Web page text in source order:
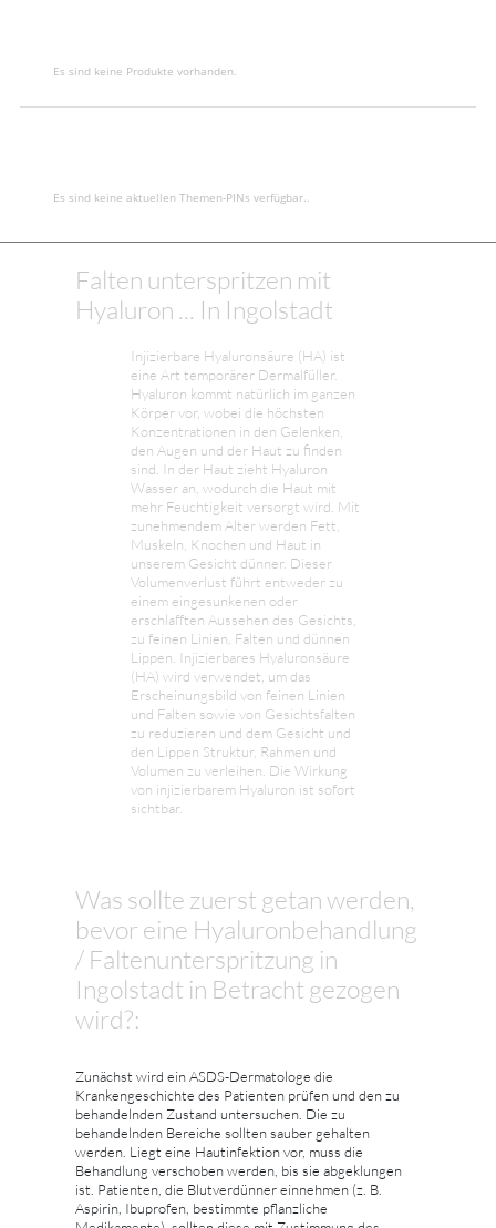
Es sind keine Produkte vorhanden.
Es sind keine aktuellen Themen-PINs verfügbar..
Falten unterspritzen mit
Hyaluron ... In Ingolstadt
Injizierbare Hyaluronsäure (HA) ist
eine Art temporärer Dermalfüller.
Hyaluron kommt natürlich im ganzen
Körper vor, wobei die höchsten
Konzentrationen in den Gelenken,
den Augen und der Haut zu finden
sind. In der Haut zieht Hyaluron
Wasser an, wodurch die Haut mit
mehr Feuchtigkeit versorgt wird. Mit
zunehmendem Alter werden Fett,
Muskeln, Knochen und Haut in
unserem Gesicht dünner. Dieser
Volumenverlust führt entweder zu
einem eingesunkenen oder
erschlafften Aussehen des Gesichts,
zu feinen Linien, Falten und dünnen
Lippen. Injizierbares Hyaluronsäure
(HA) wird verwendet, um das
Erscheinungsbild von feinen Linien
und Falten sowie von Gesichtsfalten
zu reduzieren und dem Gesicht und
den Lippen Struktur, Rahmen und
Volumen zu verleihen. Die Wirkung
von injizierbarem Hyaluron ist sofort
sichtbar.
Was sollte zuerst getan werden,
bevor eine Hyaluronbehandlung
/ Faltenunterspritzung in
Ingolstadt in Betracht gezogen
wird?:
Zunächst wird ein ASDS-Dermatologe die
Krankengeschichte des Patienten prüfen und den zu
behandelnden Zustand untersuchen. Die zu
behandelnden Bereiche sollten sauber gehalten
werden. Liegt eine Hautinfektion vor, muss die
Behandlung verschoben werden, bis sie abgeklungen
ist. Patienten, die Blutverdünner einnehmen (z. B.
Aspirin, Ibuprofen, bestimmte pflanzliche